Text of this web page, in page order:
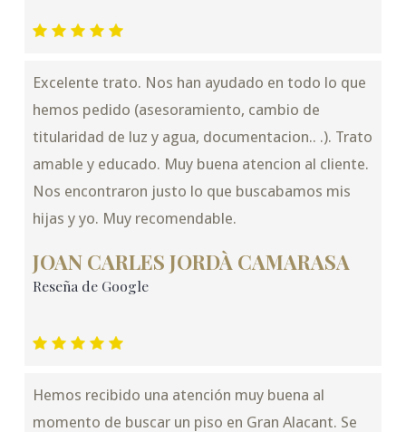
Excelente trato. Nos han ayudado en todo lo que
hemos pedido (asesoramiento, cambio de
titularidad de luz y agua, documentacion.. .). Trato
amable y educado. Muy buena atencion al cliente.
Nos encontraron justo lo que buscabamos mis
hijas y yo. Muy recomendable.
JOAN CARLES JORDÀ CAMARASA
Reseña de Google
Hemos recibido una atención muy buena al
momento de buscar un piso en Gran Alacant. Se